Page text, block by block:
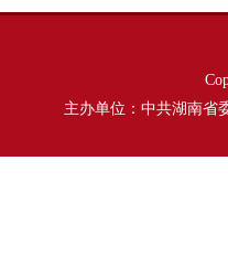
主办单位：中共湖南省